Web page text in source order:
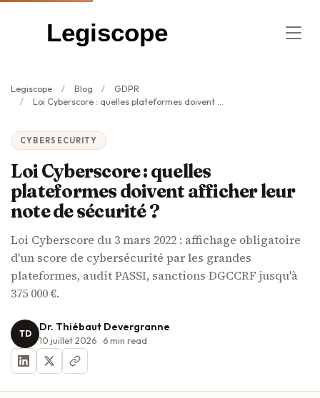
Legiscope
Legiscope Blog
GDPR
Loi Cyberscore : quelles plateformes doivent afficher leur note de sécurité ?
CYBERSECURITY
Loi Cyberscore : quelles
plateformes doivent afficher leur
note de sécurité ?
Loi Cyberscore du 3 mars 2022 : affichage obligatoire
d'un score de cybersécurité par les grandes
plateformes, audit PASSI, sanctions DGCCRF jusqu'à
375 000 €.
TD Dr. Thiébaut Devergranne
10 juillet 2026 6 min read